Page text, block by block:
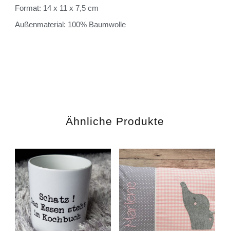
Format: 14 x 11 x 7,5 cm
Außenmaterial: 100% Baumwolle
Ähnliche Produkte